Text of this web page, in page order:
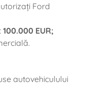
Ford
100.000 EUR;
autovehiculului